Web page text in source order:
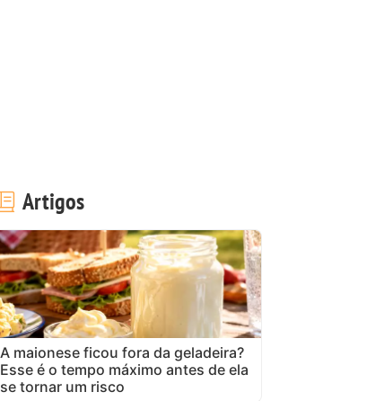
Artigos
A maionese ficou fora da geladeira?
Esse é o tempo máximo antes de ela
se tornar um risco